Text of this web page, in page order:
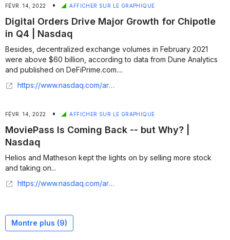
FÉVR. 14, 2022 • AFFICHER SUR LE GRAPHIQUE
Digital Orders Drive Major Growth for Chipotle
in Q4 | Nasdaq
Besides, decentralized exchange volumes in February 2021
were above $60 billion, according to data from Dune Analytics
and published on DeFiPrime.com....
https://www.nasdaq.com/articles/digital-orders-drive-major-growth-for-chipotle-in-q4
FÉVR. 14, 2022 • AFFICHER SUR LE GRAPHIQUE
MoviePass Is Coming Back -- but Why? |
Nasdaq
Helios and Matheson kept the lights on by selling more stock
and taking on...
https://www.nasdaq.com/articles/moviepass-is-coming-back-but-why?time=1644766801
Montre plus (9)